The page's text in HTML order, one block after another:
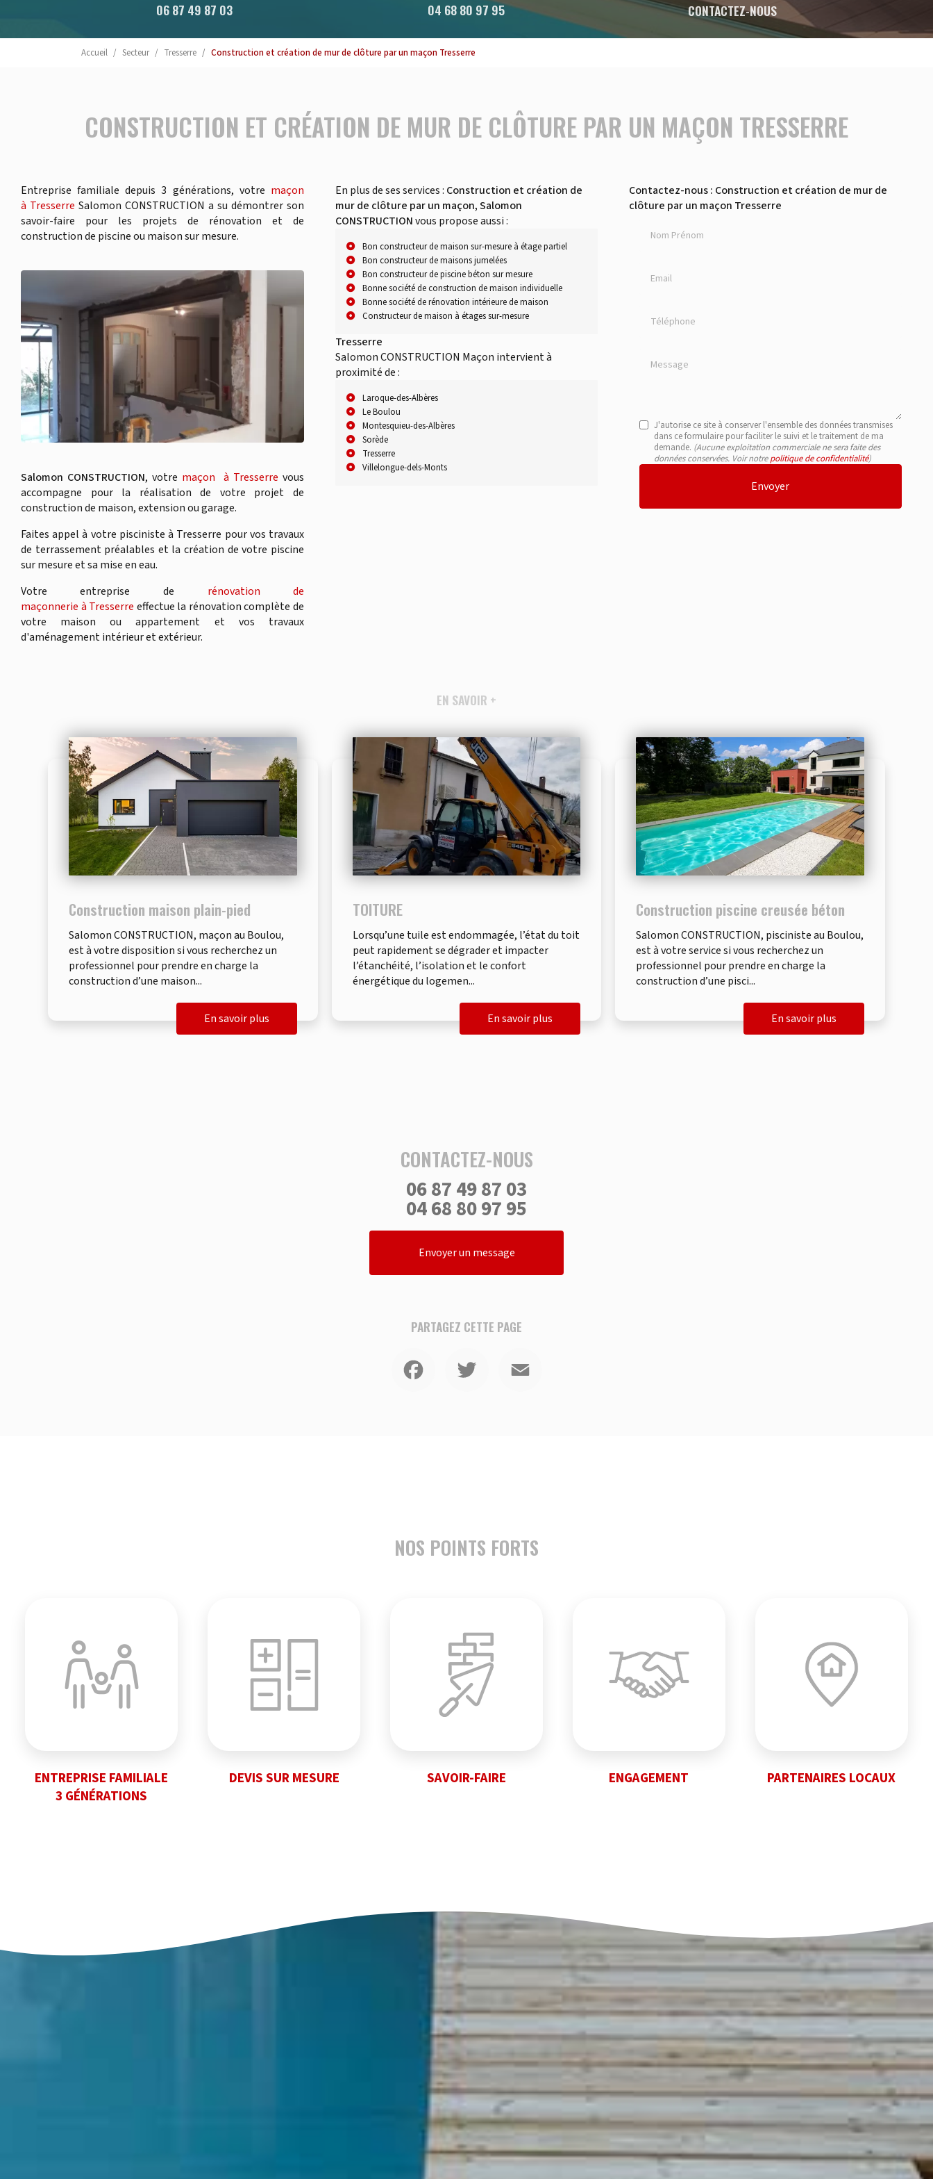
06 87 49 87 03 04 68 80 97 95 CONTACTEZ-NOUS
Accueil Secteur Tresserre Construction et création de mur de clôture par un maçon Tresserre
CONSTRUCTION ET CRÉATION DE MUR DE CLÔTURE PAR UN MAÇON TRESSERRE
Entreprise familiale depuis 3 générations, votre maçon
à Tresserre Salomon CONSTRUCTION a su démontrer son
savoir-faire pour les projets de rénovation et de
construction de piscine ou maison sur mesure.
Salomon CONSTRUCTION, votre maçon à Tresserre vous
accompagne pour la réalisation de votre projet de
construction de maison, extension ou garage.
Faites appel à votre pisciniste à Tresserre pour vos travaux
de terrassement préalables et la création de votre piscine
sur mesure et sa mise en eau.
Votre entreprise de rénovation de
maçonnerie à Tresserre effectue la rénovation complète de
votre maison ou appartement et vos travaux
d'aménagement intérieur et extérieur.
En plus de ses services : Construction et création de
mur de clôture par un maçon, Salomon
CONSTRUCTIONvous propose aussi :
Bon constructeur de maison sur-mesure à étage partiel
Bon constructeur de maisons jumelées
Bon constructeur de piscine béton sur mesure
Bonne société de construction de maison individuelle
Bonne société de rénovation intérieure de maison
Constructeur de maison à étages sur-mesure
Tresserre
Salomon CONSTRUCTION Maçon intervient à
proximité de :
Laroque-des-Albères
Le Boulou
Montesquieu-des-Albères
Sorède
Tresserre
Villelongue-dels-Monts
Contactez-nous : Construction et création de mur de
clôture par un maçon Tresserre
J'autorise ce site à conserver l'ensemble des données transmises
dans ce formulaire pour faciliter le suivi et le traitement de ma
demande. (Aucune exploitation commerciale ne sera faite des
données conservées. Voir notrepolitique de confidentialité)
EN SAVOIR +
Construction maison plain-pied
Salomon CONSTRUCTION, maçon au Boulou,
est à votre disposition si vous recherchez un
professionnel pour prendre en charge la
construction d’une maison...
En savoir plus
TOITURE
Lorsqu’une tuile est endommagée, l’état du toit
peut rapidement se dégrader et impacter
l’étanchéité, l’isolation et le confort
énergétique du logemen...
En savoir plus
Construction piscine creusée béton
Salomon CONSTRUCTION, pisciniste au Boulou,
est à votre service si vous recherchez un
professionnel pour prendre en charge la
construction d’une pisci...
En savoir plus
CONTACTEZ-NOUS
06 87 49 87 03
04 68 80 97 95
Envoyer un message
PARTAGEZ CETTE PAGE
NOS POINTS FORTS
ENTREPRISE FAMILIALE
3 GÉNÉRATIONS
DEVIS SUR MESURE SAVOIR-FAIRE ENGAGEMENT PARTENAIRES LOCAUX